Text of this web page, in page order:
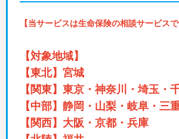
【当サービスは生命保険の相談サービスで
【対象地域】
【東北】宮城
【関東】東京・神奈川・埼玉・
【中部】静岡・山梨・岐阜・三
【関西】大阪・京都・兵庫